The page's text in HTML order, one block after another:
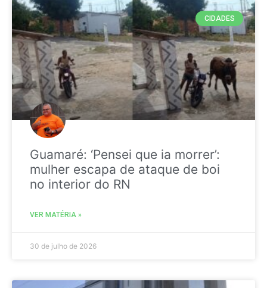
CIDADES
Guamaré: ‘Pensei que ia morrer’:
mulher escapa de ataque de boi
no interior do RN
VER MATÉRIA »
30 de julho de 2026